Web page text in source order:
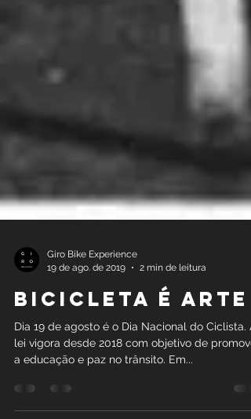
Giro Bike Experience
19 de ago. de 2019
2 min de leitura
Bicicleta é arte
Dia 19 de agosto é o Dia Nacional do Ciclista. A
lei vigora desde 2018 com objetivo de